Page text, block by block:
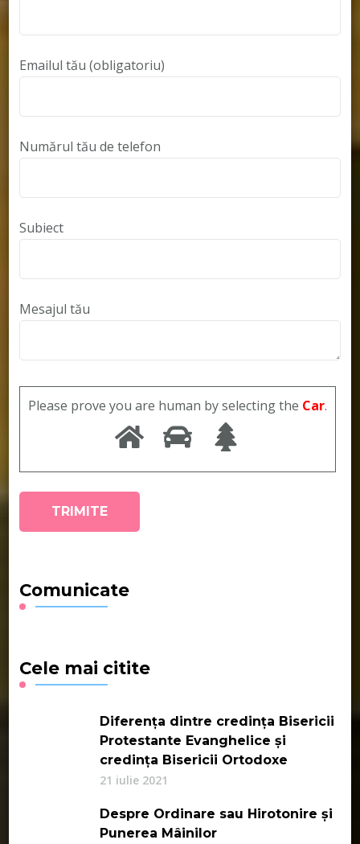
Emailul tău (obligatoriu)
Numărul tău de telefon
Subiect
Mesajul tău
Please prove you are human by selecting the Car.
Comunicate
Cele mai citite
Diferența dintre credința Bisericii
Protestante Evanghelice și
credința Bisericii Ortodoxe
21 iulie 2021
Despre Ordinare sau Hirotonire și
Punerea Mâinilor